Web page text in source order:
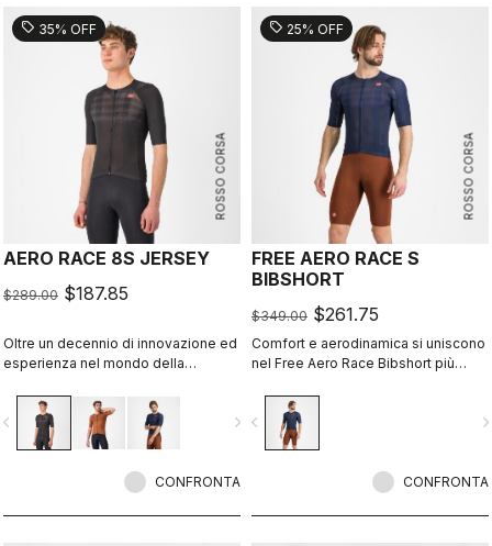
ROSSO CORSA
sell 35% OFF
AERO RACE 8S JERSEY
$289.00 $187.85
Oltre un decennio di innovazione ed
esperienza nel mondo della
oggi è ancora più veloce.
navigate_next
CONFRONTA
ROSSO CORSA
sell 25% OFF
FREE AERO RACE S
BIBSHORT
$349.00 $261.75
Comfort e aerodinamica si uniscono
nel Free Aero Race Bibshort più
realizzato.
navigate_before
CONFRONTA